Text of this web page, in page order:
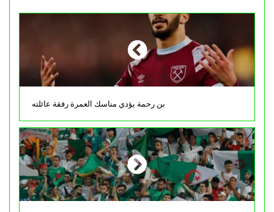
بن رحمة يؤدي مناسك العمرة رفقة عائلته